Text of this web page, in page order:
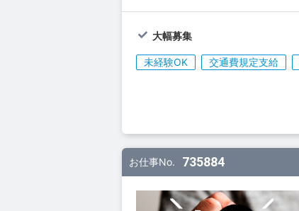
大幅募集
未経験OK 交通費規定支給
お仕事No. 735884